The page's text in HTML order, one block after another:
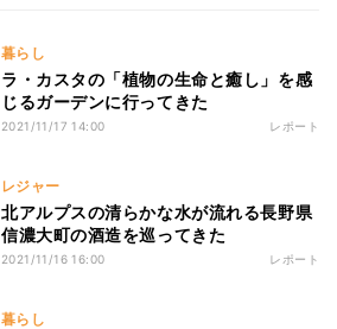
暮らし
ラ・カスタの「植物の生命と癒し」を感
じるガーデンに行ってきた
2021/11/17 14:00 レポート
レジャー
北アルプスの清らかな水が流れる長野県
信濃大町の酒造を巡ってきた
2021/11/16 16:00 レポート
暮らし